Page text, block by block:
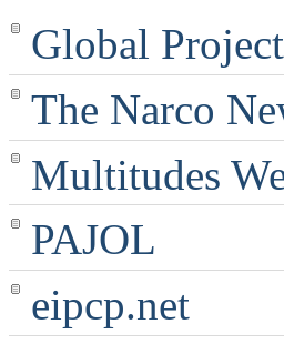
Global Project
The Narco
Multitudes
PAJOL
eipcp.net